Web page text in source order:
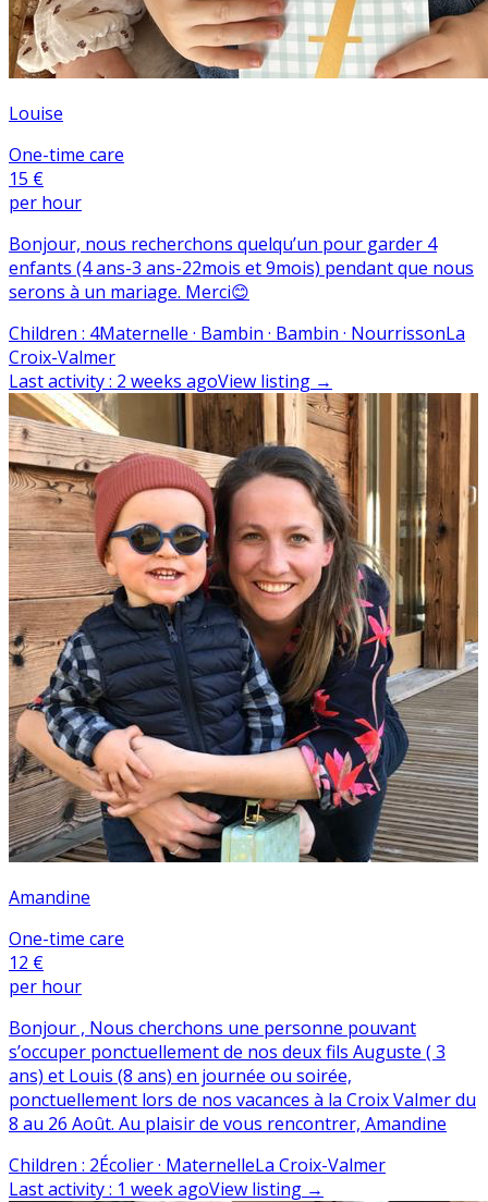
Louise
One-time care
15 €
per hour
Bonjour, nous recherchons quelqu’un pour garder 4
enfants (4 ans-3 ans-22mois et 9mois) pendant que nous
serons à un mariage. Merci😊
Children : 4Maternelle · Bambin · Bambin · NourrissonLa
Croix-Valmer
Last activity: 2 weeks agoView listing →
Amandine
One-time care
12 €
per hour
Bonjour , Nous cherchons une personne pouvant
s’occuper ponctuellement de nos deux fils Auguste ( 3
ans) et Louis (8 ans) en journée ou soirée,
ponctuellement lors de nos vacances à la Croix Valmer du
8 au 26 Août. Au plaisir de vous rencontrer, Amandine
Children : 2Écolier · MaternelleLa Croix-Valmer
Last activity: 1 week agoView listing →